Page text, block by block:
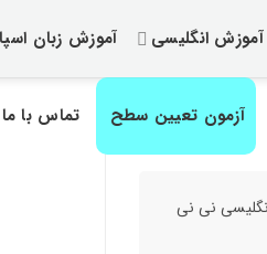
آموزش انگلیسی آموزش زبان
آزمون تعیین سطح تماس با ما
نی نی